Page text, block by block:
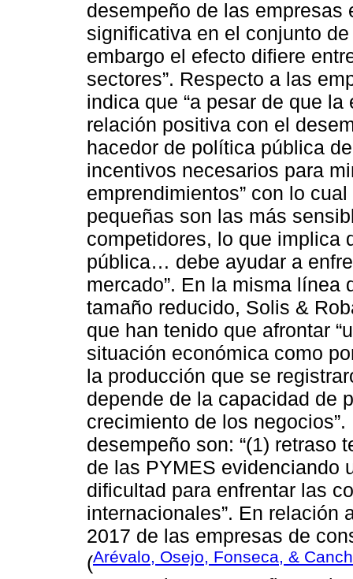
desempeño de las
significativa en el conjunto
embargo el efecto difiere
sectores”. Respecto a las
indica que “a pesar de que
relación positiva con el
hacedor de política pública
incentivos necesarios para
emprendimientos” con lo
pequeñas son las más
competidores, lo que implica
pública… debe ayudar a
mercado”. En la misma línea
tamaño reducido, Solis &
que han tenido que afrontar
situación económica como
la producción que se
depende de la capacidad de
crecimiento de los
desempeño son: “(1) retraso
de las PYMES evidenciando
dificultad para enfrentar las
internacionales”. En relación
2017 de las empresas de
(Arévalo, Osejo, Fonseca, &